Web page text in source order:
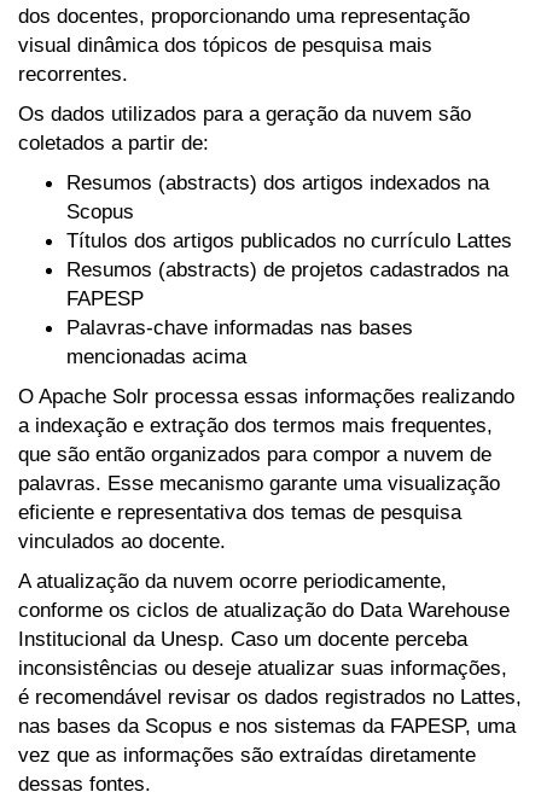
dos docentes, proporcionando uma representação
visual dinâmica dos tópicos de pesquisa mais
recorrentes.
Os dados utilizados para a geração da nuvem são
coletados a partir de:
Resumos (abstracts) dos artigos indexados na
Scopus
Títulos dos artigos publicados no currículo Lattes
Resumos (abstracts) de projetos cadastrados na
FAPESP
Palavras-chave informadas nas bases
mencionadas acima
O Apache Solr processa essas informações realizando
a indexação e extração dos termos mais frequentes,
que são então organizados para compor a nuvem de
palavras. Esse mecanismo garante uma visualização
eficiente e representativa dos temas de pesquisa
vinculados ao docente.
A atualização da nuvem ocorre periodicamente,
conforme os ciclos de atualização do Data Warehouse
Institucional da Unesp. Caso um docente perceba
inconsistências ou deseje atualizar suas informações,
é recomendável revisar os dados registrados no Lattes,
nas bases da Scopus e nos sistemas da FAPESP, uma
vez que as informações são extraídas diretamente
dessas fontes.